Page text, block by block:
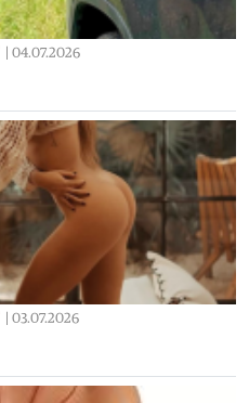
04.07.2026
03.07.2026